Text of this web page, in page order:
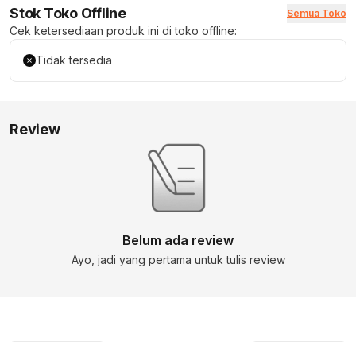
Stok Toko Offline Semua Toko
Cek ketersediaan produk ini di toko offline:
Tidak tersedia
Review
Belum ada review
Ayo, jadi yang pertama untuk tulis review